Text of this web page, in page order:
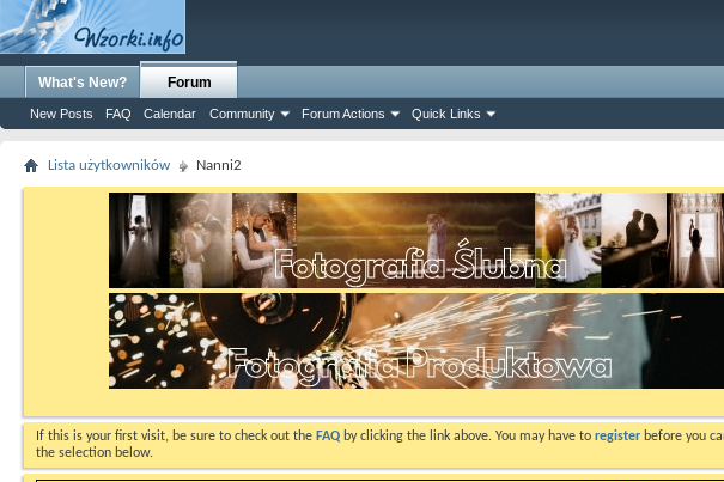
What's New? Forum
New Posts FAQ Calendar Community Forum Actions Quick Links
Lista użytkowników Nanni2
If this is your first visit, be sure to check out the FAQ by clicking the link above. You may have to register before you
the selection below.